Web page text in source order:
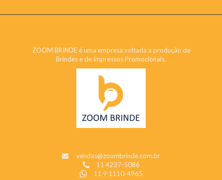
ZOOM BRINDE é uma empresa voltada a produção de
Brindes e de Impressos Promocionais.
vendas@zoombrinde.com.br
11 4237-5086
11 9 1110-4965